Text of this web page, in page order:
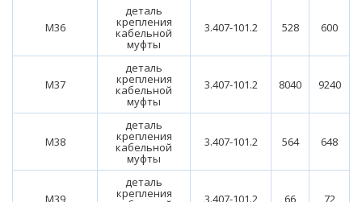
М36
деталь
крепления
кабельной
муфты
3.407-101.2 528 600
М37
деталь
крепления
кабельной
муфты
3.407-101.2 8040 9240
М38
деталь
крепления
кабельной
муфты
3.407-101.2 564 648
М39
деталь
крепления 3.407-101.2 66 72